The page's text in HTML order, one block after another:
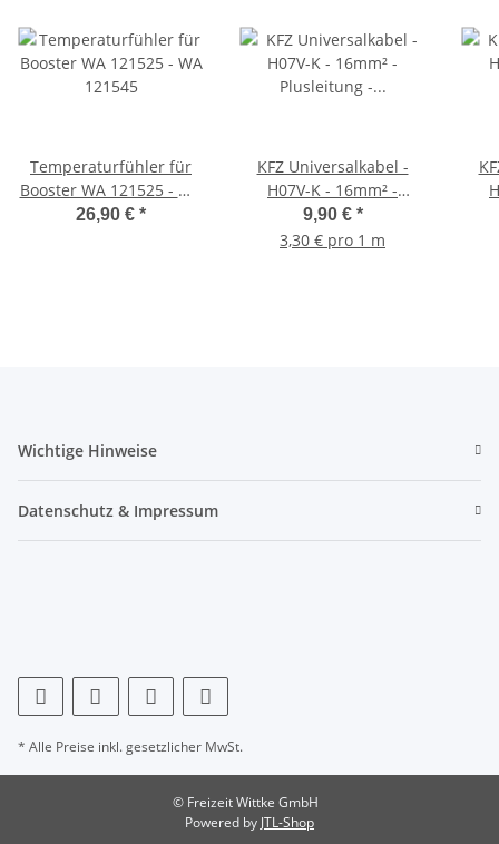
Temperaturfühler für
Booster WA 121525 - WA
121545
26,90 € *
KFZ Universalkabel -
H07V-K - 16mm² -
Plusleitung - Rot 3 Meter
9,90 € *
3,30 € pro 1 m
Wichtige Hinweise
Datenschutz & Impressum
* Alle Preise inkl. gesetzlicher MwSt.
© Freizeit Wittke GmbH
Powered by JTL-Shop